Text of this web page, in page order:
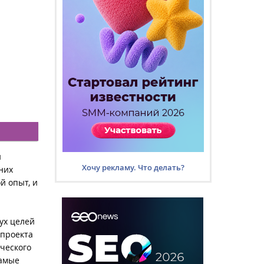
опыт, и
целей
Хочу рекламу. Что делать?